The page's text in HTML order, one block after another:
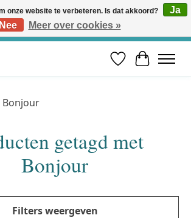
in huis* | Gratis verzending vanaf €50 | Professioneel slaapadvies
Verlanglijst
Bonjour
getagd met
Bonjour
Filters weergeven
onze website te verbeteren. Is dat akkoord?
Ja
Nee
Meer over cookies »